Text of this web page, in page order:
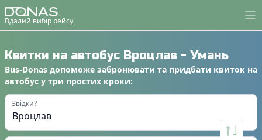
Вдалий вибір рейсу
Квитки на автобус Вроцлав - Умань
Bus-Donas допоможе забронювати та придбати квиток на
автобус у три простих кроки:
Звідки?